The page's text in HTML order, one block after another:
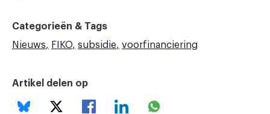
Categorieën & Tags
Nieuws
FIKO subsidie voorfinanciering
Artikel delen op